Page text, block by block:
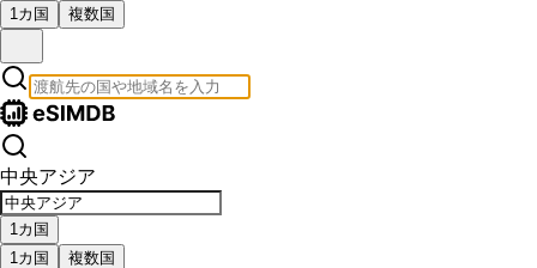
1カ国 複数国
中央アジア
1カ国
1カ国
複数国